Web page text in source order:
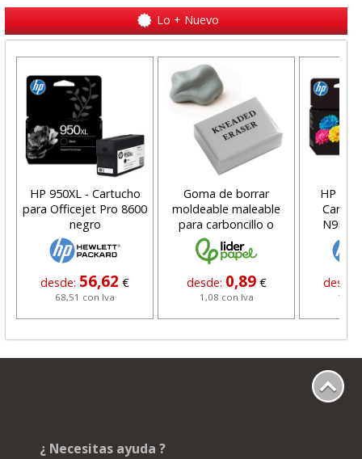
Lo + Nuevo
HP 950XL - Cartucho
para Officejet Pro 8600
negro
desde: 56,62 €
68,51 con Iva
Goma de borrar
moldeable maleable
para carboncillo o
grafito
desde: 0,89 €
1,08 con Iva
HP
desde:
¿ Necesitas ayuda ?